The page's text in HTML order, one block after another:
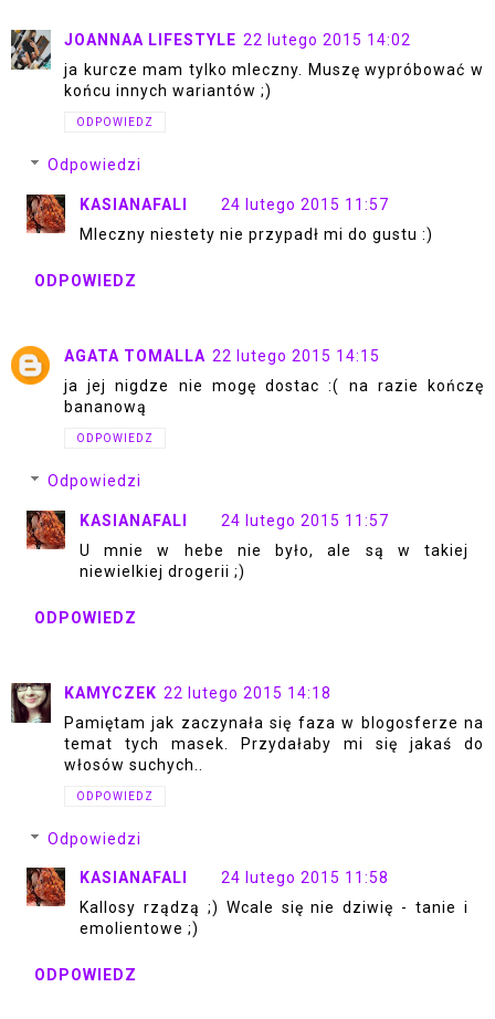
JOANNAA LIFESTYLE 22 lutego 2015 14:02
ja kurcze mam tylko mleczny. Muszę wypróbować w
końcu innych wariantów ;)
ODPOWIEDZ
Odpowiedzi
KASIANAFALI
24 lutego 2015 11:57
Mleczny niestety nie przypadł mi do gustu :)
ODPOWIEDZ
AGATA TOMALLA 22 lutego 2015 14:15
ja jej nigdze nie mogę dostac :( na razie kończę
bananową
ODPOWIEDZ
Odpowiedzi
KASIANAFALI
24 lutego 2015 11:57
U mnie w hebe nie było, ale są w takiej
niewielkiej drogerii ;)
ODPOWIEDZ
KAMYCZEK 22 lutego 2015 14:18
Pamiętam jak zaczynała się faza w blogosferze na
temat tych masek. Przydałaby mi się jakaś do
włosów suchych..
ODPOWIEDZ
Odpowiedzi
KASIANAFALI
24 lutego 2015 11:58
Kallosy rządzą ;) Wcale się nie dziwię - tanie i
emolientowe ;)
ODPOWIEDZ